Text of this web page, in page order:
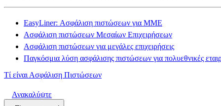
EasyLiner: Ασφάλιση πιστώσεων για ΜΜΕ
Ασφάλιση πιστώσεων Μεσαίων Επιχειρήσεων
Ασφάλιση πιστώσεων για μεγάλες επιχειρήσεις
Παγκόσμια λύση ασφάλισης πιστώσεων για πολυεθνικές
Τί είναι Ασφάλιση Πιστώσεων
Ανακαλύψτε